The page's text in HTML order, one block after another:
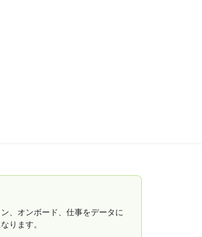
、オンボード、仕事をデータに
ります。